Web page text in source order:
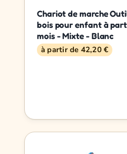
Chariot de marche
bois pour enfant à
mois - Mixte - Blanc
à partir de 42,20 €